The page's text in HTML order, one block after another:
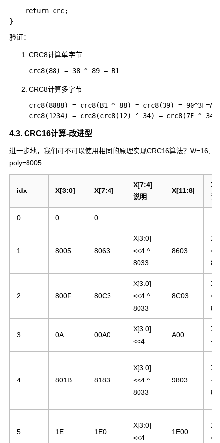
    return crc;
验证：
CRC8计算单字节
CRC8计算多字节
crc8(8888) = crc8(B1 ^ 88) = crc8(39) = 90^3F=AF
4.3. CRC16计算-改进型
进一步地，我们可不可以使用相同的原理实现CRC16算法？ W=16,
poly=8005
idx X[3:0] X[7:4]
X[7:4]
说明
X[11:8]
说
0 0 0
1 8005 8063
X[3:0]
<<4 ^
8033
8603
2 800F 80C3
X[3:0]
<<4 ^
8033
8C03
3 0A 00A0
X[3:0]
<<4
A00
4 801B 8183
X[3:0]
<<4 ^
8033
9803
5 1E 1E0
X[3:0]
<<4
1E00